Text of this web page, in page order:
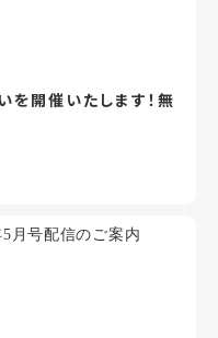
を開催いたします！無